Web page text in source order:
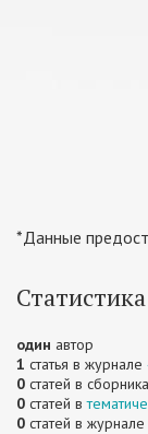
*Данные
Статистика
один автор
1 статья в журнале
0 статей в
0 статей в
0 статей в журнале